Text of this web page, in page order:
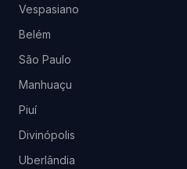
Vespasiano
Belém
São Paulo
Manhuaçu
Piuí
Divinópolis
Uberlândia